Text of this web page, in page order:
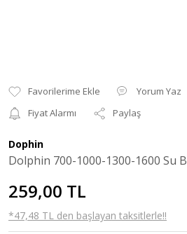
Yorum Yaz
Fiyat Alarmı
Paylaş
Dophin
Dolphin 700-1000-1300-1600 Su
259,00 TL
*47,48 TL den başlayan taksitlerle!!